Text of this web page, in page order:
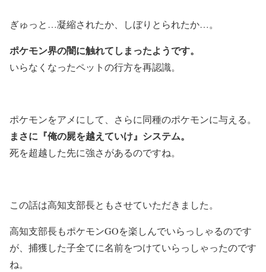
ぎゅっと…凝縮されたか、しぼりとられたか…。
ポケモン界の闇に触れてしまったようです。
いらなくなったペットの行方を再認識。
ポケモンをアメにして、さらに同種のポケモンに与える。
まさに『俺の屍を越えていけ』システム。
死を超越した先に強さがあるのですね。
この話は高知支部長ともさせていただきました。
高知支部長もポケモンGOを楽しんでいらっしゃるのです
が、捕獲した子全てに名前をつけていらっしゃったのです
ね。